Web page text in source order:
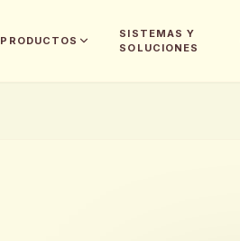
PRODUCTOS
SISTEMAS Y
SOLUCIONES